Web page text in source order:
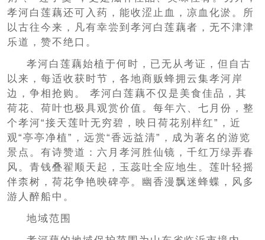
孝河白莲藕还可入药，能收涩止血，凉血化淤。所
以古往今来，凡有幸尝到孝河白莲藕者，无不津津
乐道，赞不绝口。
孝河白莲藕始植于何时，已无从考证，但自古
以来，每适收获时节，各地商贩蜂拥云集孝河岸
边，争相抢购。 孝河白莲藕不仅是美食佳品，其
荷花、荷叶也极具观赏价值。每年六、七月份，整
个孝河“接天莲叶无穷碧，映日荷花别样红”，近
观“亭亭净植”，远赏“香远益清”，成为著名的游览
景点。有诗赞道：六月孝河胜仙镜，千红万绿弄春
风。青钱叠翟顺天起，玉蕊吐全应地生。莲叶轻摇
伴柰树，荷花争艳映碑亭。幽香漫飘迷蜂蝶，风多
游人醉船中。
地域范围